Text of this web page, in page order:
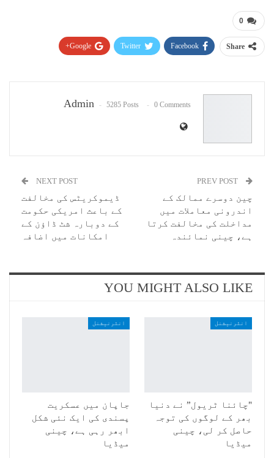
0
Share
Facebook
Twitter
Google+
Admin 5285 Posts 0 Comments
چین دوسرے ممالک کے
اندرونی معاملات میں
مداخلت کی مخالفت کرتا
ہے، چینی نمائندہ
NEXT POST
ڈیموکریٹس کی مخالفت
کے باعث امریکی حکومت
کے دوبارہ شٹ ڈاؤن کے
امکانات میں اضافہ
YOU MIGHT ALSO LIKE
انٹرنیشنل
"چائنا ٹریول” نے دنیا
بھر کے لوگوں کی توجہ
حاصل کر لی، چینی
میڈیا
انٹرنیشنل
جاپان میں عسکریت
پسندی کی ایک نئی شکل
ابھر رہی ہے، چینی
میڈیا